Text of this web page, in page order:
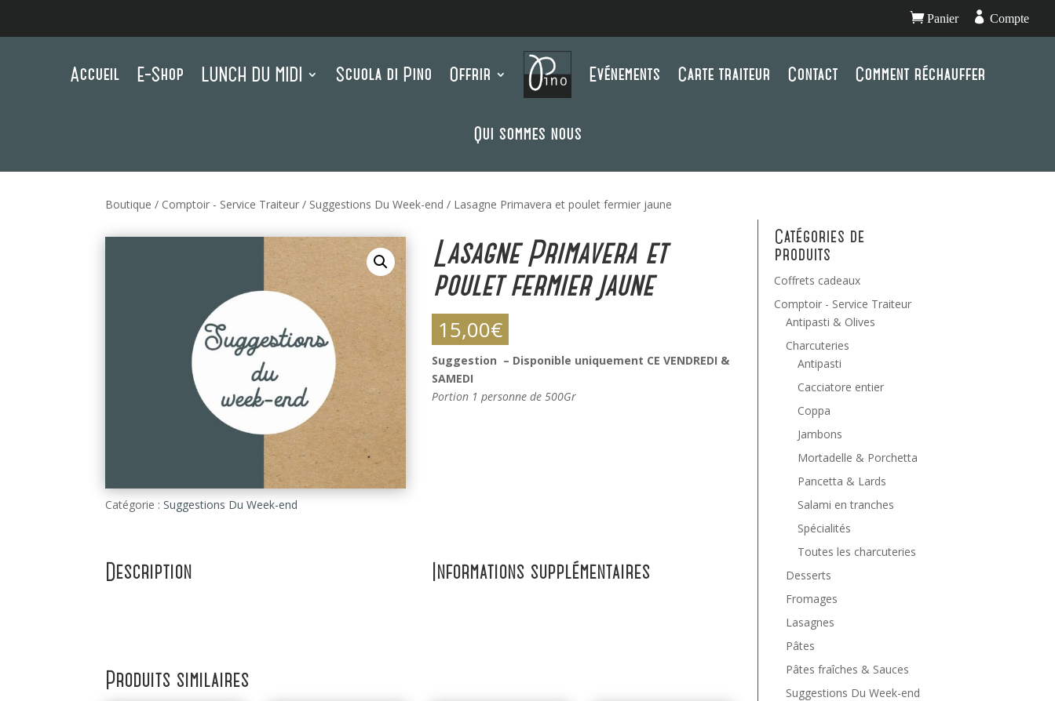
Panier  Compte
Accueil E-Shop LUNCH DU MIDI Scuola di Pino Offrir Evénements Carte traiteur Contact Comment réchauffer
Qui sommes nous
Boutique / Comptoir - Service Traiteur / Suggestions Du Week-end / Lasagne Primavera et poulet fermier jaune
Catégorie :Suggestions Du Week-end
Lasagne Primavera et
poulet fermier jaune
15,00€
Suggestion – Disponible uniquement CE VENDREDI &
SAMEDI
Portion 1 personne de 500Gr
Description Informations supplémentaires
Produits similaires
Catégories de
produits
Coffrets cadeaux
Comptoir - Service Traiteur
Antipasti & Olives
Charcuteries
Antipasti
Cacciatore entier
Coppa
Jambons
Mortadelle & Porchetta
Pancetta & Lards
Salami en tranches
Spécialités
Toutes les charcuteries
Desserts
Fromages
Lasagnes
Pâtes
Pâtes fraîches & Sauces
Suggestions Du Week-end